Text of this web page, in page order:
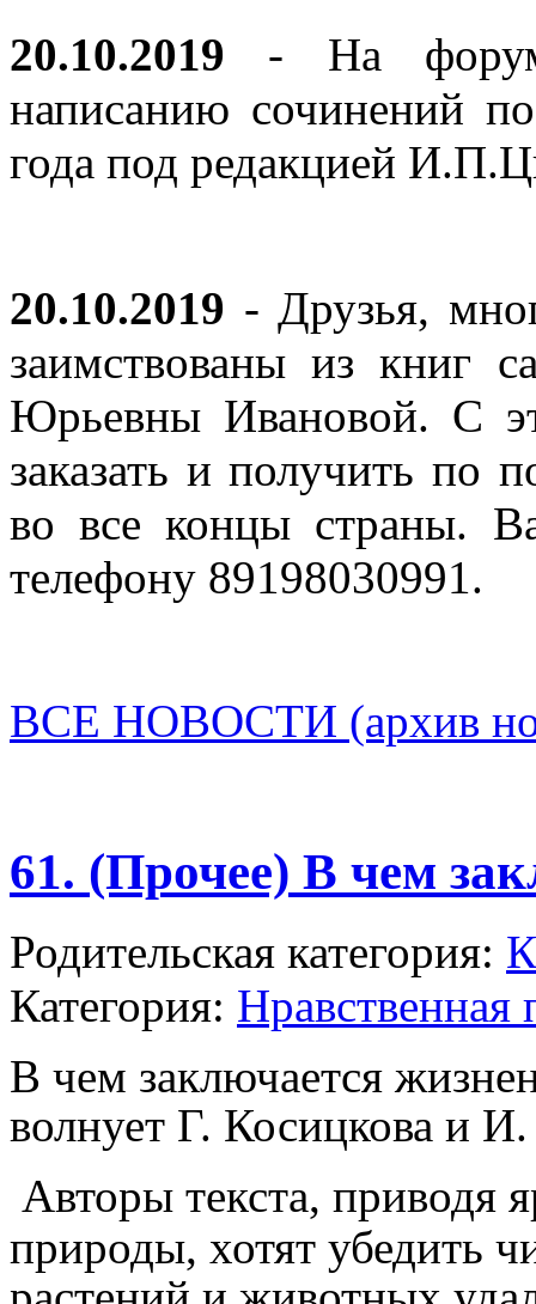
20.10.2019 - На
написанию сочинений
года под редакцией
20.10.2019 - Друзья,
заимствованы из книг
Юрьевны Ивановой. С
заказать и получить по
во все концы страны.
телефону 89198030991.
ВСЕ НОВОСТИ (архив
61. (Прочее) В чем
Родительская категория:
Категория: Нравственная
В чем заключается
волнует Г. Косицкова и
Авторы текста, приводя
природы, хотят убедить